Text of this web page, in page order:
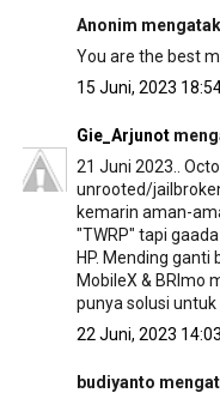
Anonim
You are the best
15 Juni, 2023
Gie_Arjunot
21 Juni 2023..
unrooted/
kemarin aman-
"TWRP" tapi
HP. Mending ganti
MobileX & BRImo
punya solusi untuk
22 Juni, 2023 14:03
budiyanto